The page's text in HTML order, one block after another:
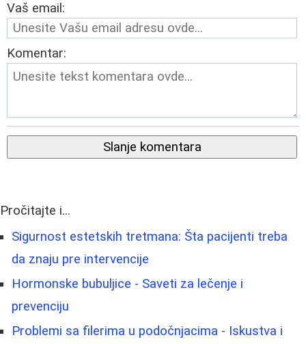
Vaš email:
Komentar:
Slanje komentara
Pročitajte i...
Sigurnost estetskih tretmana: Šta pacijenti treba
da znaju pre intervencije
Hormonske bubuljice - Saveti za lečenje i
prevenciju
Problemi sa filerima u podočnjacima - Iskustva i